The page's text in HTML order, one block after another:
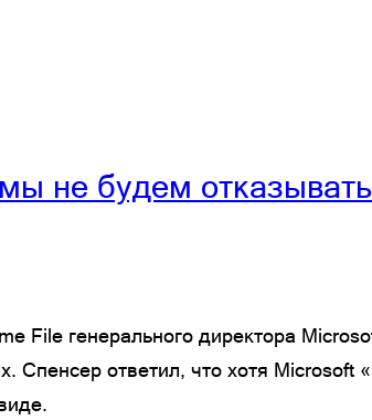
не будем
File генерального директора
Спенсер ответил, что хотя